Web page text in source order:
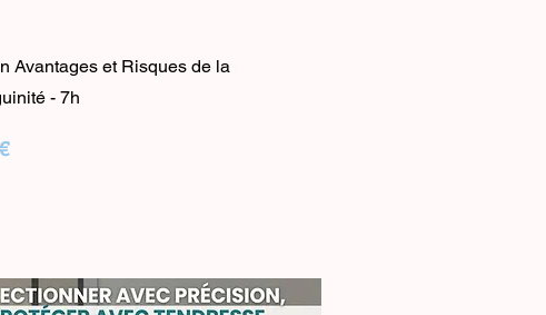
Avantages et Risques de la
- 7h